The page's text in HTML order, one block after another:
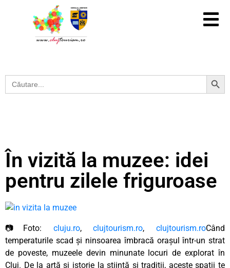
Search
for:
Search Button
În vizită la muzee: idei
pentru zilele friguroase
📷Foto: cluju.ro,clujtourism.ro, clujtourism.roCând
temperaturile scad și ninsoarea îmbracă orașul într-un strat
de poveste, muzeele devin minunate locuri de explorat în
Cluj. De la artă și istorie la știință și tradiții, aceste spații te